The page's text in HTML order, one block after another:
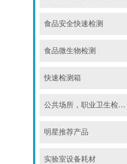
食品安全快速检测
食品微生物检测
快速检测箱
公共场所，职业卫生检测仪
明星推荐产品
实验室设备耗材